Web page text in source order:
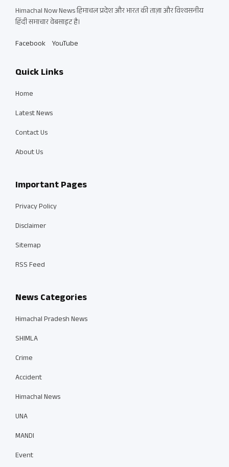
Himachal Now News हिमाचल प्रदेश और भारत की ताज़ा और विश्वसनीय
हिंदी समाचार वेबसाइट है।
Facebook YouTube
Quick Links
Home
Latest News
Contact Us
About Us
Important Pages
Privacy Policy
Disclaimer
Sitemap
RSS Feed
News Categories
Himachal Pradesh News
SHIMLA
Crime
Accident
Himachal News
UNA
MANDI
Event